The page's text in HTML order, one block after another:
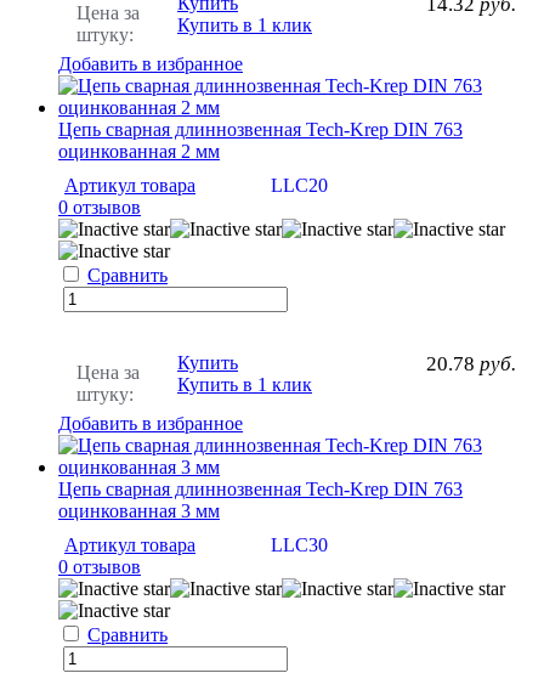
Цена за
штуку:
Купить в 1 клик
Добавить в избранное
Цепь сварная длиннозвенная Tech-Krep DIN 763
оцинкованная 2 мм
Артикул товара
LLC20
0 отзывов
Сравнить
Цена за
штуку:
20.78 руб.
Купить
Купить в 1 клик
Добавить в избранное
Цепь сварная длиннозвенная Tech-Krep DIN 763
оцинкованная 3 мм
Артикул товара
LLC30
0 отзывов
Сравнить